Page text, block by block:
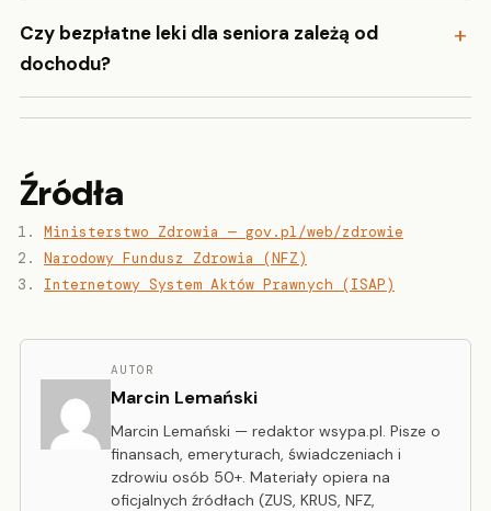
Czy bezpłatne leki dla seniora zależą od
dochodu?
Źródła
Ministerstwo Zdrowia — gov.pl/web/zdrowie
Narodowy Fundusz Zdrowia (NFZ)
Internetowy System Aktów Prawnych (ISAP)
AUTOR
Marcin Lemański
Marcin Lemański — redaktor wsypa.pl. Pisze o
finansach, emeryturach, świadczeniach i
zdrowiu osób 50+. Materiały opiera na
oficjalnych źródłach (ZUS, KRUS, NFZ,